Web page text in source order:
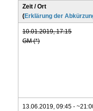
Zeit / Ort
(Erklärung der
10.01.2019, 17:15
GM (*)
13.06.2019, 09:45 -